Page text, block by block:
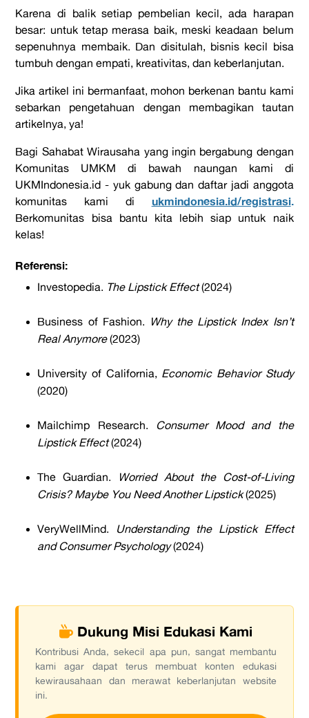
Karena di balik setiap pembelian kecil, ada harapan
besar: untuk tetap merasa baik, meski keadaan belum
sepenuhnya membaik. Dan disitulah, bisnis kecil bisa
tumbuh dengan empati, kreativitas, dan keberlanjutan.
Jika artikel ini bermanfaat, mohon berkenan bantu kami
sebarkan pengetahuan dengan membagikan tautan
artikelnya, ya!
Bagi Sahabat Wirausaha yang ingin bergabung dengan
Komunitas UMKM di bawah naungan kami di
UKMIndonesia.id - yuk gabung dan daftar jadi anggota
komunitas kami di ukmindonesia.id/registrasi.
Berkomunitas bisa bantu kita lebih siap untuk naik
kelas!
Referensi:
Investopedia. The Lipstick Effect(2024)
Business of Fashion.
Why the Lipstick Index Isn’t
Real Anymore(2023)
University of California, Economic Behavior Study
(2020)
Mailchimp Research. Consumer Mood and the
Lipstick Effect(2024)
The Guardian.
Worried About the Cost-of-Living
Crisis? Maybe You Need Another Lipstick(2025)
VeryWellMind. Understanding the Lipstick Effect
and Consumer Psychology(2024)
Dukung Misi Edukasi Kami
Kontribusi Anda, sekecil apa pun, sangat membantu
kami agar dapat terus membuat konten edukasi
kewirausahaan dan merawat keberlanjutan website
ini.